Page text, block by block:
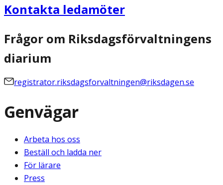
Kontakta ledamöter
Frågor om Riksdagsförvaltningens
diarium
registrator.riksdagsforvaltningen@riksdagen.se
Genvägar
Arbeta hos oss
Beställ och ladda ner
För lärare
Press